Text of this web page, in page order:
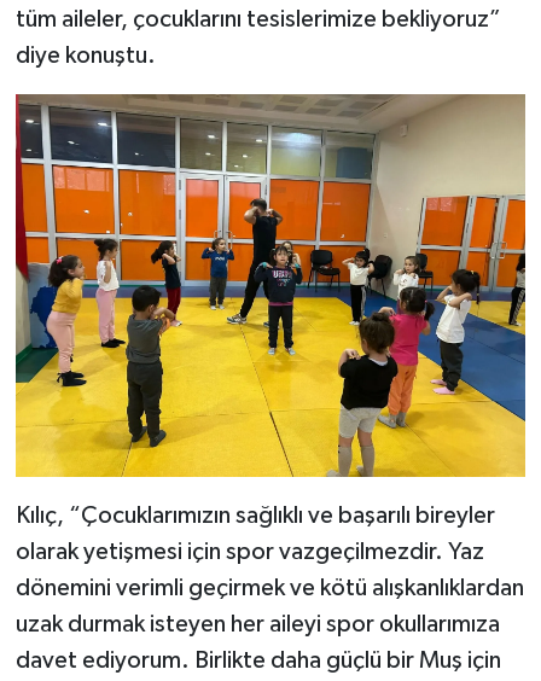
tüm aileler, çocuklarını tesislerimize bekliyoruz”
diye konuştu.
Kılıç, “Çocuklarımızın sağlıklı ve başarılı bireyler
olarak yetişmesi için spor vazgeçilmezdir. Yaz
dönemini verimli geçirmek ve kötü alışkanlıklardan
uzak durmak isteyen her aileyi spor okullarımıza
davet ediyorum. Birlikte daha güçlü bir Muş için